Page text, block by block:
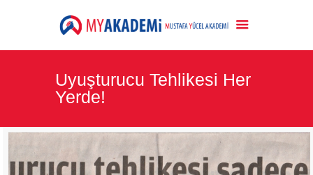
Uyuşturucu Tehlikesi Her
Yerde!